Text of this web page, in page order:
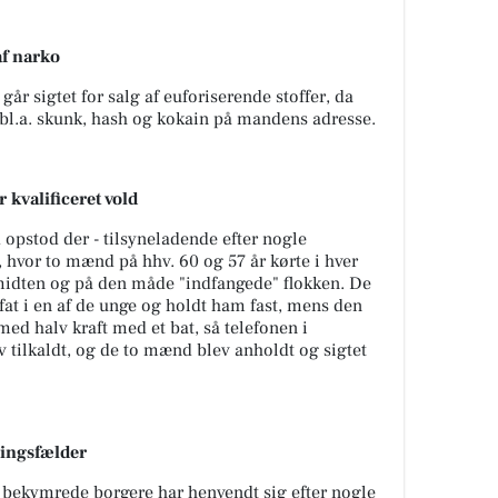
narko
sigtet for salg af euforiserende stoffer, da
skunk, hash og kokain på mandens adresse.
kvalificeret vold
der - tilsyneladende efter nogle
to mænd på hhv. 60 og 57 år kørte i hver
og på den måde "indfangede" flokken. De
i en af de unge og holdt ham fast, mens den
halv kraft med et bat, så telefonen i
tilkaldt, og de to mænd blev anholdt og sigtet
borgere har henvendt sig efter nogle